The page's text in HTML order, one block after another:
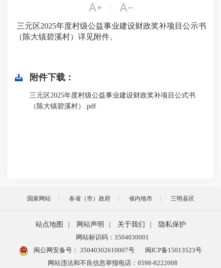
 
三元区2025年度村级公益事业建设财政奖补项目公示书
（陈大镇碧溪村）详见附件。
附件下载：
三元区2025年度村级公益事业建设财政奖补项目公式书
（陈大镇碧溪村）.pdf
国家网站 各省（市）政府 省内地市 三明县区
站点地图 网站声明 关于我们
隐私保护
网站标识码：3504030001
闽公网安备号： 35040302610007号
闽ICP备15013523号
网站违法和不良信息举报电话：0598-8222008